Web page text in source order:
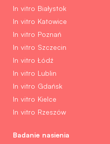
In vitro Białystok
In vitro Katowice
In vitro Poznań
In vitro Szczecin
In vitro Łódź
In vitro Lublin
In vitro Gdańsk
In vitro Kielce
In vitro Rzeszów
Badanie nasienia